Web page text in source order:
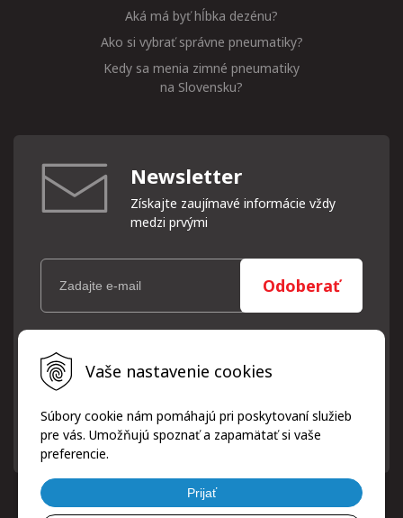
Vaše nastavenie cookies
Súbory cookie nám pomáhajú pri poskytovaní služieb
pre vás. Umožňujú spoznať a zapamätať si vaše
preferencie.
Prijať
Aká má byť hĺbka dezénu?
Ako si vybrať správne pneumatiky?
Kedy sa menia zimné pneumatiky
na Slovensku?
Newsletter
Získajte zaujímavé informácie vždy
medzi prvými
Odoberať
Vaše osobné údaje (email) budeme spracovávať len za týmto
účelom v súlade s platnou legislatívou a zásadami ochrany
osobných údajov. Súhlas potvrdíte kliknutím na odkaz, ktorý
písomne, emailom alebo kliknutím na odkaz z ktoréhokoľvek
informačného emailu.